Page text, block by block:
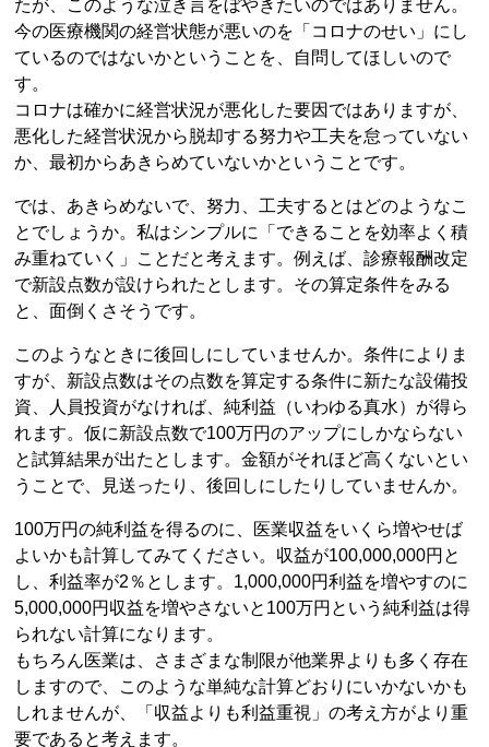
たが、このような泣き言をぼやきたいのではありません。
今の医療機関の経営状態が悪いのを「コロナのせい」にし
ているのではないかということを、自問してほしいので
す。
コロナは確かに経営状況が悪化した要因ではありますが、
悪化した経営状況から脱却する努力や工夫を怠っていない
か、最初からあきらめていないかということです。
では、あきらめないで、努力、工夫するとはどのようなこ
とでしょうか。私はシンプルに「できることを効率よく積
み重ねていく」ことだと考えます。例えば、診療報酬改定
で新設点数が設けられたとします。その算定条件をみる
と、面倒くさそうです。
このようなときに後回しにしていませんか。条件によりま
すが、新設点数はその点数を算定する条件に新たな設備投
資、人員投資がなければ、純利益（いわゆる真水）が得ら
れます。仮に新設点数で100万円のアップにしかならない
と試算結果が出たとします。金額がそれほど高くないとい
うことで、見送ったり、後回しにしたりしていませんか。
100万円の純利益を得るのに、医業収益をいくら増やせば
よいかも計算してみてください。収益が100,000,000円と
し、利益率が2％とします。1,000,000円利益を増やすのに
5,000,000円収益を増やさないと100万円という純利益は得
られない計算になります。
もちろん医業は、さまざまな制限が他業界よりも多く存在
しますので、このような単純な計算どおりにいかないかも
しれませんが、「収益よりも利益重視」の考え方がより重
要であると考えます。